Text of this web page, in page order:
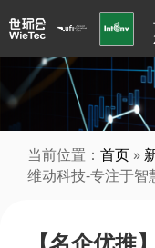
当前位置： 首页 »
维动科技-专注于智